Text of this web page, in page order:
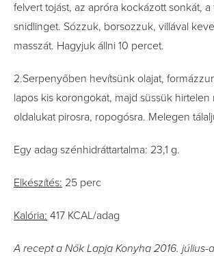
felvert tojást, az apróra kockázott sonkát,
snidlinget. Sózzuk, borsozzuk, villával
masszát. Hagyjuk állni 10 percet.
2.Serpenyőben hevítsünk olajat,
lapos kis korongokat, majd süssük hirtelen
oldalukat pirosra, ropogósra. Melegen
Egy adag szénhidráttartalma: 23,1 g.
Elkészítés: 25 perc
Kalória: 417 KCAL/adag
A recept a Nők Lapja Konyha 2016. július-